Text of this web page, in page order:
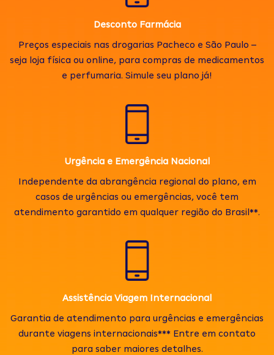
Desconto Farmácia
Preços especiais nas drogarias Pacheco e São Paulo –
seja loja física ou online, para compras de medicamentos
e perfumaria. Simule seu plano já!
Urgência e Emergência Nacional
Independente da abrangência regional do plano, em
casos de urgências ou emergências, você tem
atendimento garantido em qualquer região do Brasil**.
Assistência Viagem Internacional
Garantia de atendimento para urgências e emergências
durante viagens internacionais*** Entre em contato
para saber maiores detalhes.